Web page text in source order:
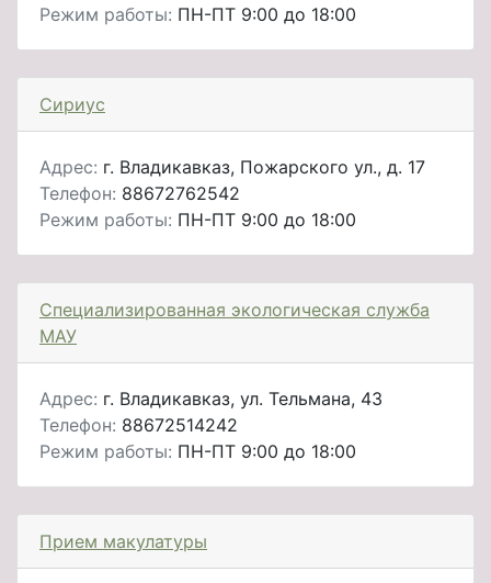
Режим работы: ПН-ПТ 9:00 до 18:00
Сириус
Адрес: г. Владикавказ, Пожарского ул., д. 17
Телефон: 88672762542
Режим работы: ПН-ПТ 9:00 до 18:00
Специализированная экологическая служба
МАУ
Адрес: г. Владикавказ, ул. Тельмана, 43
Телефон: 88672514242
Режим работы: ПН-ПТ 9:00 до 18:00
Прием макулатуры